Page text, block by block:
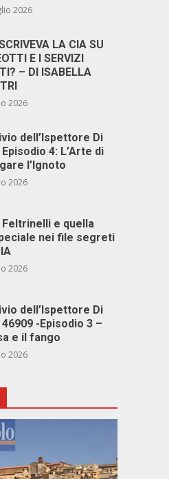
2026
LA CIA SU
E I SERVIZI
– DI ISABELLA
2026
dell’Ispettore Di
4: L’Arte di
l’Ignoto
2026
Feltrinelli e quella
nei file segreti
2026
dell’Ispettore Di
-Episodio 3 –
e il fango
2026